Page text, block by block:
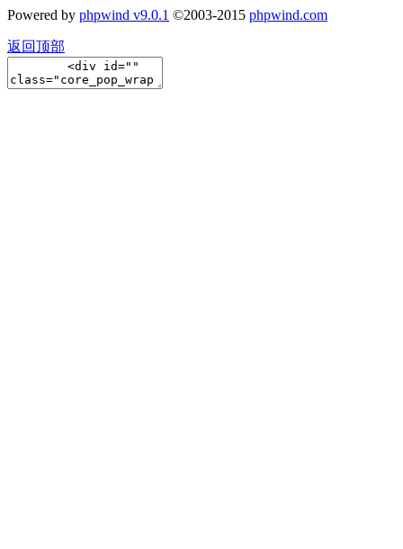
Powered by phpwind v9.0.1 ©2003-2015 phpwind.com
返回顶部